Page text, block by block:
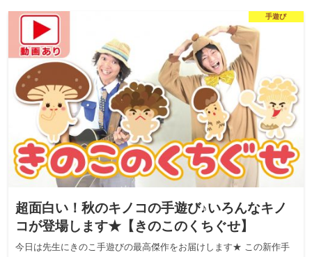
手遊び
超面白い！秋のキノコの手遊び♪いろんなキノ
コが登場します★【きのこのくちぐせ】
今日は先生にきのこ手遊びの最高傑作をお届けします★ この新作手